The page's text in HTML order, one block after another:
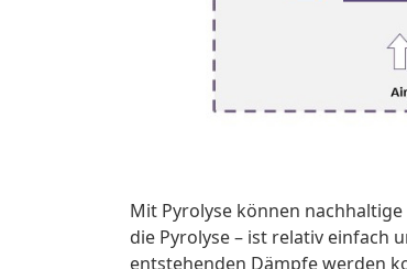
Mit Pyrolyse können
die Pyrolyse – ist relativ einfach
entstehenden Dämpfe werden